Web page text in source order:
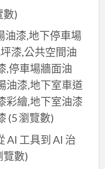
數)
油漆,地下停車場
漆,公共空間油
,停車場牆面油
油漆,地下室車道
彩繪,地下室油漆
(5 瀏覽數)
AI 工具到 AI 治
覽數)